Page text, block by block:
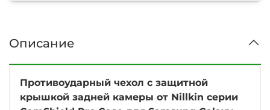
Описание
Противоударный чехол с защитной
крышкой задней камеры от Nillkin серии